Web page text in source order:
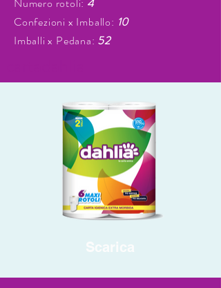
Confezioni x Imballo: 10
Imballi x Pedana: 52
Scarica